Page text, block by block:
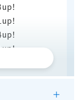
！
！
！
！
！